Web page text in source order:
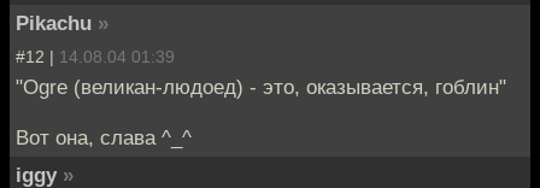
Pikachu »
#12 | 14.08.04 01:39
"Ogre (великан-людоед) - это, оказывается, гоблин"
Вот она, слава ^_^
iggy »